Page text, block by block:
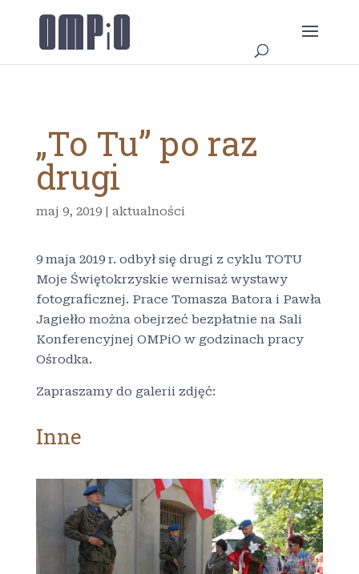
„To Tu” po raz
drugi
maj 9, 2019| aktualności
9 maja 2019 r. odbył się drugi z cyklu TOTU
Moje Świętokrzyskie wernisaż wystawy
fotograficznej. Prace Tomasza Batora i Pawła
Jagiełło można obejrzeć bezpłatnie na Sali
Konferencyjnej OMPiO w godzinach pracy
Ośrodka.
Zapraszamy do galerii zdjęć:
Inne